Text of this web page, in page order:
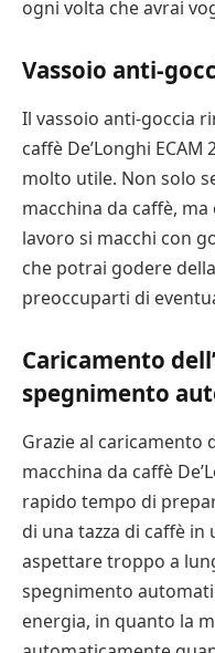
ogni volta che avrai
Vassoio anti-
Il vassoio anti-goccia
caffè De’Longhi
molto utile. Non solo
macchina da caffè,
lavoro si macchi con
che potrai godere
preoccuparti di
Caricamento
spegnimento
Grazie al caricamento
macchina da caffè
rapido tempo di
di una tazza di caffè in
aspettare troppo a
spegnimento
energia, in quanto la